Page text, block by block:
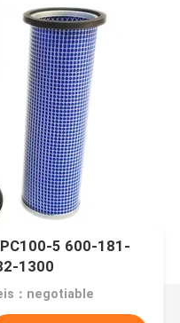
5 600-181-
1300
：negotiable